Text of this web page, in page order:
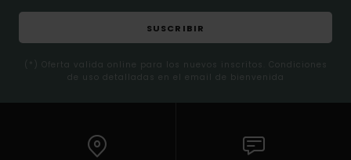
SUSCRIBIR
(*) Oferta valida online para los nuevos inscritos. Condiciones
de uso detalladas en el email de bienvenida